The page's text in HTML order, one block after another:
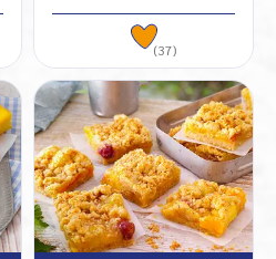
(37)